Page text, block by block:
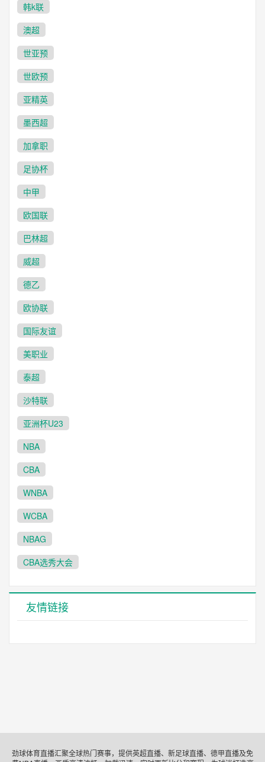
韩k联
澳超
世亚预
世欧预
亚精英
墨西超
加拿职
足协杯
中甲
欧国联
巴林超
威超
德乙
欧协联
国际友谊
美职业
泰超
沙特联
亚洲杯U23
NBA
CBA
WNBA
WCBA
NBAG
CBA选秀大会
友情链接
劲球体育直播汇聚全球热门赛事，提供英超直播、新足球直播、德甲直播及免